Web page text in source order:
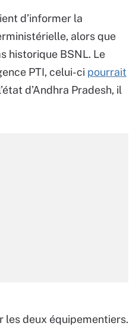
d’informer la
alors que
historique BSNL. Le
PTI, celui-ci pourrait
d’Andhra Pradesh, il
les deux équipementiers.